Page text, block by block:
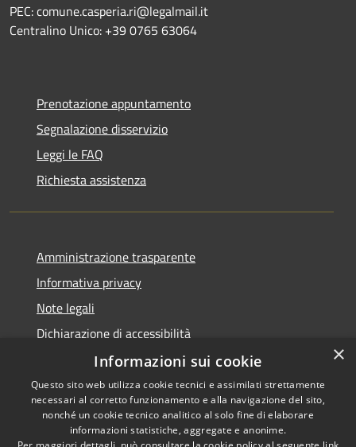
PEC: comune.casperia.ri@legalmail.it
Centralino Unico: +39 0765 63064
Prenotazione appuntamento
Segnalazione disservizio
Leggi le FAQ
Richiesta assistenza
Amministrazione trasparente
Informativa privacy
Note legali
Dichiarazione di accessibilità
Accessibilità
Copyright © 2026 • Comune di
Casperia • Powered by
×
Informazioni sui cookie
Questo sito web utilizza cookie tecnici e assimilati strettamente
necessari al corretto funzionamento e alla navigazione del sito,
nonché un cookie tecnico analitico al solo fine di elaborare
informazioni statistiche, aggregate e anonime.